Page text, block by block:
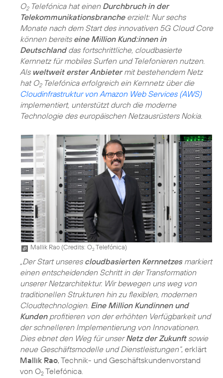
O2Telefónica hat einen Durchbruch in der
Telekommunikationsbrancheerzielt: Nur sechs
Monate nach dem Start des innovativen 5G Cloud Core
können bereits eine Million Kund:innen in
Deutschlanddas fortschrittliche, cloudbasierte
Kernnetz für mobiles Surfen und Telefonieren nutzen.
Als weltweit erster Anbietermit bestehendem Netz
hat O2Telefónica erfolgreich ein Kernnetz über die
Cloudinfrastruktur von Amazon Web Services (AWS)
implementiert, unterstützt durch die moderne
Technologie des europäischen Netzausrüsters Nokia.
Mallik Rao (Credits: O2Telefónica)
„Der Start unseres cloudbasierten Kernnetzesmarkiert
einen entscheidenden Schritt in der Transformation
unserer Netzarchitektur. Wir bewegen uns weg von
traditionellen Strukturen hin zu flexiblen, modernen
Cloudtechnologien. Eine Million Kundinnen und
Kundenprofitieren von der erhöhten Verfügbarkeit und
der schnelleren Implementierung von Innovationen.
Dies ebnet den Weg für unserNetz der Zukunftsowie
neue Geschäftsmodelle und Dienstleistungen“, erklärt
Mallik Rao, Technik- und Geschäftskundenvorstand
von O2 Telefónica.